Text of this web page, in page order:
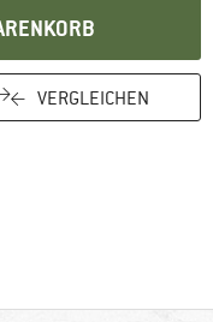
VERGLEICHEN
Infos hier! Öffnet